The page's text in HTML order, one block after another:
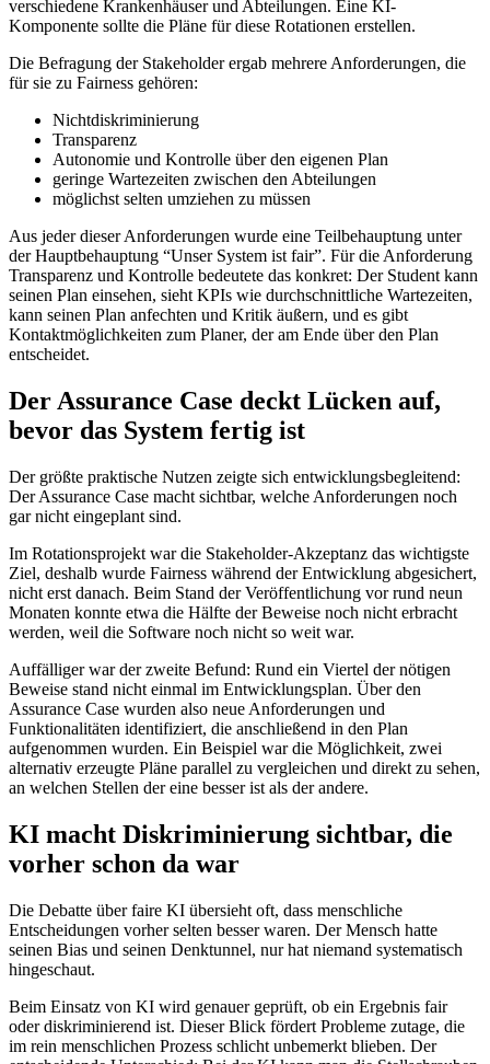
verschiedene Krankenhäuser und Abteilungen. Eine KI-
Komponente sollte die Pläne für diese Rotationen erstellen.
Die Befragung der Stakeholder ergab mehrere Anforderungen, die
für sie zu Fairness gehören:
Nichtdiskriminierung
Transparenz
Autonomie und Kontrolle über den eigenen Plan
geringe Wartezeiten zwischen den Abteilungen
möglichst selten umziehen zu müssen
Aus jeder dieser Anforderungen wurde eine Teilbehauptung unter
der Hauptbehauptung “Unser System ist fair”. Für die Anforderung
Transparenz und Kontrolle bedeutete das konkret: Der Student kann
seinen Plan einsehen, sieht KPIs wie durchschnittliche Wartezeiten,
kann seinen Plan anfechten und Kritik äußern, und es gibt
Kontaktmöglichkeiten zum Planer, der am Ende über den Plan
entscheidet.
Der Assurance Case deckt Lücken auf,
bevor das System fertig ist
Der größte praktische Nutzen zeigte sich entwicklungsbegleitend:
Der Assurance Case macht sichtbar, welche Anforderungen noch
gar nicht eingeplant sind.
Im Rotationsprojekt war die Stakeholder-Akzeptanz das wichtigste
Ziel, deshalb wurde Fairness während der Entwicklung abgesichert,
nicht erst danach. Beim Stand der Veröffentlichung vor rund neun
Monaten konnte etwa die Hälfte der Beweise noch nicht erbracht
werden, weil die Software noch nicht so weit war.
Auffälliger war der zweite Befund: Rund ein Viertel der nötigen
Beweise stand nicht einmal im Entwicklungsplan. Über den
Assurance Case wurden also neue Anforderungen und
Funktionalitäten identifiziert, die anschließend in den Plan
aufgenommen wurden. Ein Beispiel war die Möglichkeit, zwei
alternativ erzeugte Pläne parallel zu vergleichen und direkt zu sehen,
an welchen Stellen der eine besser ist als der andere.
KI macht Diskriminierung sichtbar, die
vorher schon da war
Die Debatte über faire KI übersieht oft, dass menschliche
Entscheidungen vorher selten besser waren. Der Mensch hatte
seinen Bias und seinen Denktunnel, nur hat niemand systematisch
hingeschaut.
Beim Einsatz von KI wird genauer geprüft, ob ein Ergebnis fair
oder diskriminierend ist. Dieser Blick fördert Probleme zutage, die
im rein menschlichen Prozess schlicht unbemerkt blieben. Der